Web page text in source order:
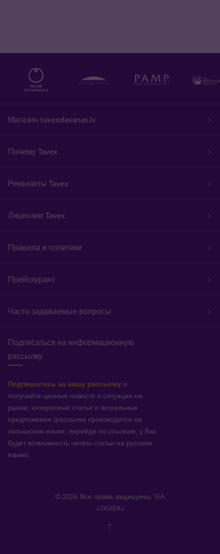
Магазин tavexdavanas.lv
Почему Tavex
Реквизиты Tavex
Лицензии Tavex
Правила и политики
Прейскурант
Часто задаваемые вопросы
Подписаться на информационную
рассылку
Подпишитесь на нашу рассылку и
получайте ценные новости о ситуации на
рынке, интересные статьи и актуальные
предложения (рассылка производится на
латышском языке, перейдя по ссылкам, у Вас
будет возможность читать статьи на русском
языке).
© 2026 Все права защищены, SIA
«TAVEX»